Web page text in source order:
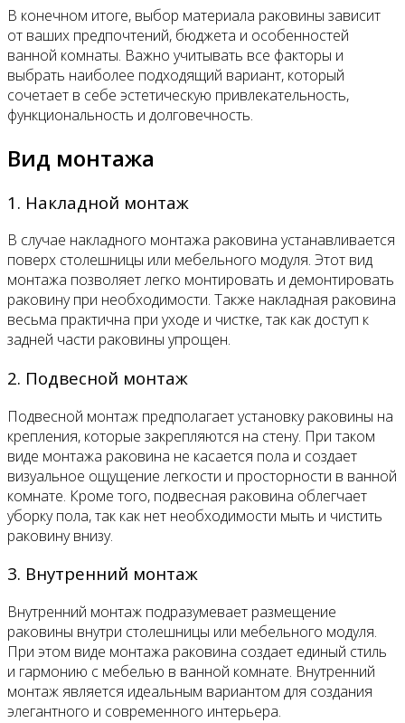
В конечном итоге, выбор материала раковины зависит
от ваших предпочтений, бюджета и особенностей
ванной комнаты. Важно учитывать все факторы и
выбрать наиболее подходящий вариант, который
сочетает в себе эстетическую привлекательность,
функциональность и долговечность.
Вид монтажа
1. Накладной монтаж
В случае накладного монтажа раковина устанавливается
поверх столешницы или мебельного модуля. Этот вид
монтажа позволяет легко монтировать и демонтировать
раковину при необходимости. Также накладная раковина
весьма практична при уходе и чистке, так как доступ к
задней части раковины упрощен.
2. Подвесной монтаж
Подвесной монтаж предполагает установку раковины на
крепления, которые закрепляются на стену. При таком
виде монтажа раковина не касается пола и создает
визуальное ощущение легкости и просторности в ванной
комнате. Кроме того, подвесная раковина облегчает
уборку пола, так как нет необходимости мыть и чистить
раковину внизу.
3. Внутренний монтаж
Внутренний монтаж подразумевает размещение
раковины внутри столешницы или мебельного модуля.
При этом виде монтажа раковина создает единый стиль
и гармонию с мебелью в ванной комнате. Внутренний
монтаж является идеальным вариантом для создания
элегантного и современного интерьера.